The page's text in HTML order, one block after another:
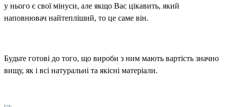
у нього є свої мінуси, але якщо Вас цікавить, який
наповнювач найтепліший, то це саме він.
Будьте готові до того, що вироби з ним мають вартість значно
вищу, як і всі натуральні та якісні матеріали.